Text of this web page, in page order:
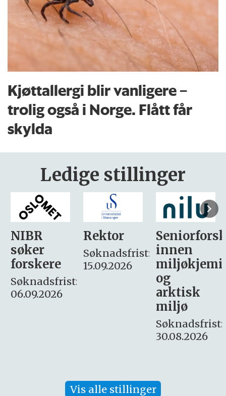
Kjøttallergi blir vanligere –
trolig også i Norge. Flått får
skylda
Ledige stillinger
Rektor
Søknadsfrist:
15.09.2026
Seniorforsker
innen
miljøkjemi
søker
– fast
Søknadsfrist:
16. august.
Vis alle stillinger